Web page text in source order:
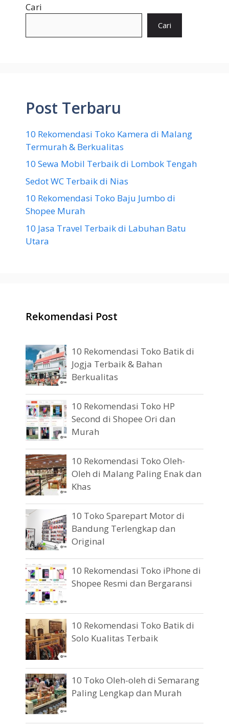
Cari
Cari
Post Terbaru
10 Rekomendasi Toko Kamera di Malang
Termurah & Berkualitas
10 Sewa Mobil Terbaik di Lombok Tengah
Sedot WC Terbaik di Nias
10 Rekomendasi Toko Baju Jumbo di
Shopee Murah
10 Jasa Travel Terbaik di Labuhan Batu
Utara
Rekomendasi Post
10 Rekomendasi Toko Batik di
Jogja Terbaik & Bahan
Berkualitas
10 Rekomendasi Toko HP
Second di Shopee Ori dan
Murah
10 Rekomendasi Toko Oleh-
Oleh di Malang Paling Enak dan
Khas
10 Toko Sparepart Motor di
Bandung Terlengkap dan
Original
10 Rekomendasi Toko iPhone di
Shopee Resmi dan Bergaransi
10 Rekomendasi Toko Batik di
Solo Kualitas Terbaik
10 Toko Oleh-oleh di Semarang
Paling Lengkap dan Murah